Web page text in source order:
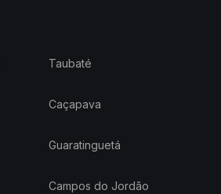
Taubaté
Caçapava
Guaratinguetá
Campos do Jordão